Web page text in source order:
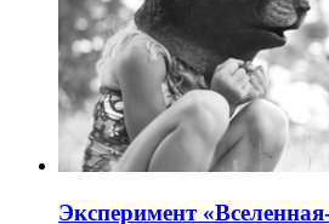
Эксперимент